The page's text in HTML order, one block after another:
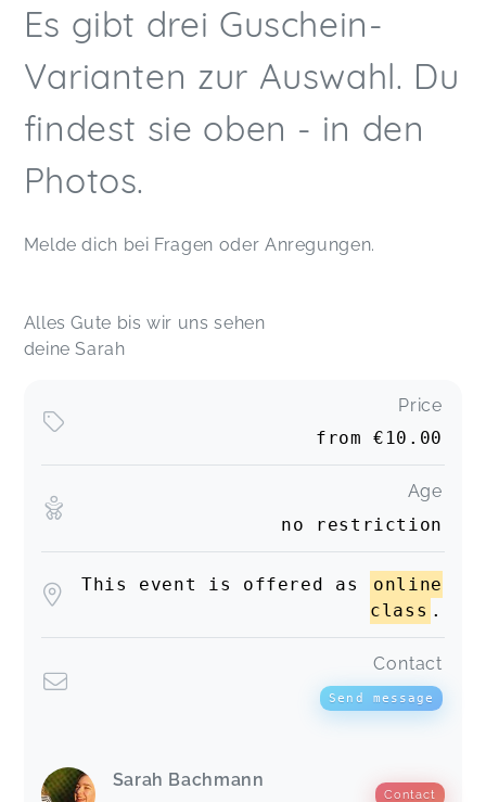
Es gibt drei Guschein-
Varianten zur Auswahl. Du
findest sie oben - in den
Photos.
Melde dich bei Fragen oder Anregungen.
Alles Gute bis wir uns sehen
deine Sarah
Price
from€10.00
Age
no restriction
This event is offered as
online
class .
Contact
Send message
Sarah Bachmann
Contact